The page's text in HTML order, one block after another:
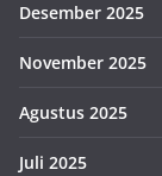
Desember 2025
November 2025
Agustus 2025
Juli 2025